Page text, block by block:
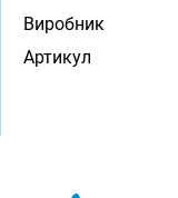
Виробник
Артикул